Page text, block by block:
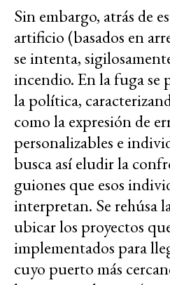
Sin embargo, atrás de
artificio (basados en
se intenta,
incendio. En la fuga se
la política,
como la expresión de
personalizables e
busca así eludir la
guiones que esos
interpretan. Se rehúsa
ubicar los proyectos
implementados para
cuyo puerto más